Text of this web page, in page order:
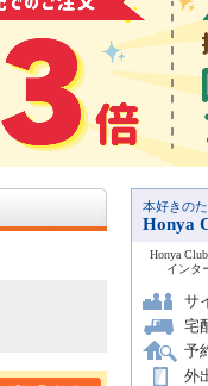
本好きの
Honya
Honya
インタ
サ
宅
予
外